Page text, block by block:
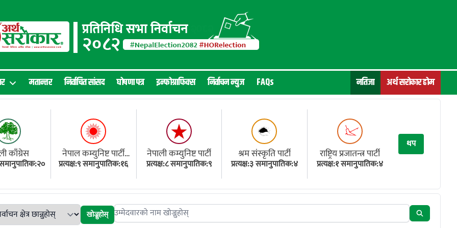
नतिजा अर्थ सरोकार होम
मतान्तर निर्वाचित सांसद घोषणा पत्र इन्फोग्राफिक्स निर्वाचन न्युज FAQs
काँग्रेस
समानुपातिक:२०
नेपाल कम्युनिष्ट पार्टी
(एमाले)
प्रत्यक्ष:९ समानुपातिक:१६
नेपाली कम्युनिष्ट पार्टी
प्रत्यक्ष:८ समानुपातिक:९
श्रम संस्कृति पार्टी
प्रत्यक्ष:३ समानुपातिक:४
राष्ट्रिय प्रजातन्त्र पार्टी
प्रत्यक्ष:१ समानुपातिक:४
थप
खोज्नुहोस् Search candidates